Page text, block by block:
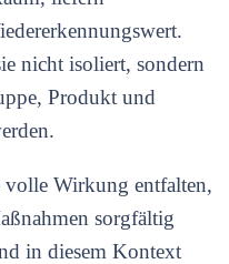
nicht isoliert, sondern
Produkt und
volle Wirkung entfalten,
sorgfältig
in diesem Kontext